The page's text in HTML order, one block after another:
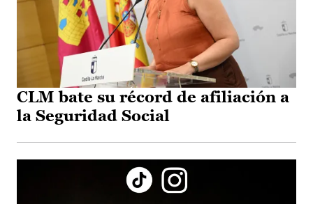
CLM bate su récord de afiliación a
la Seguridad Social